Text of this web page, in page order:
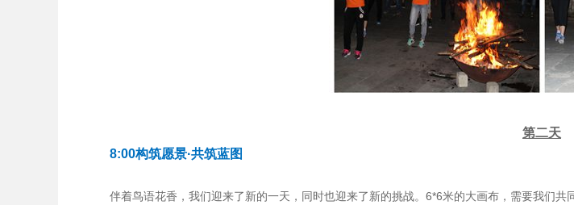
第二天
8:00构筑愿景·共筑蓝图
伴着鸟语花香，我们迎来了新的一天，同时也迎来了新的挑战。6*6米的大画布，需要我们共